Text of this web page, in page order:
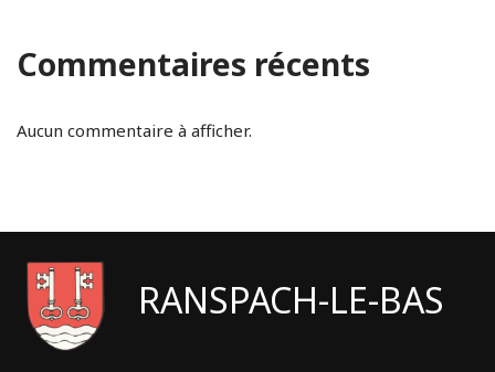
Commentaires récents
Aucun commentaire à afficher.
RANSPACH-LE-BAS